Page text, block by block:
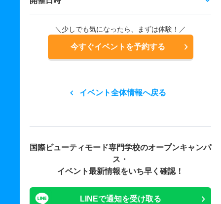
＼少しでも気になったら、まずは体験！／
今すぐイベントを予約する
イベント全体情報へ戻る
国際ビューティモード専門学校のオープンキャンパ
ス・
イベント最新情報をいち早く確認！
LINEで通知を受け取る